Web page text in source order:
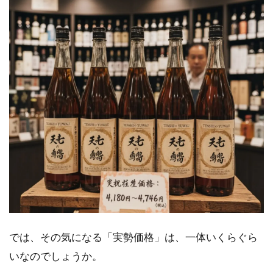
使の
誘
惑」
定価
以外
の情
報と
入手
方法
2.1
どこ
で買
え
る？
正規
販売
覧
2.2
では、その気になる「実勢価格」は、一体いくらぐら
いなのでしょうか。